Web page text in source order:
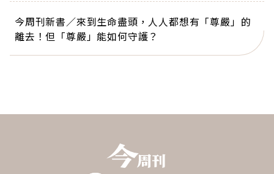
今周刊新書／來到生命盡頭，人人都想有「尊嚴」的
離去！但「尊嚴」能如何守護？